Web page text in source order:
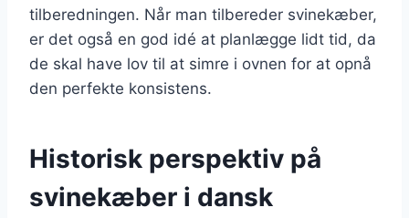
tilberedningen. Når man tilbereder svinekæber,
er det også en god idé at planlægge lidt tid, da
de skal have lov til at simre i ovnen for at opnå
den perfekte konsistens.
Historisk perspektiv på
svinekæber i dansk